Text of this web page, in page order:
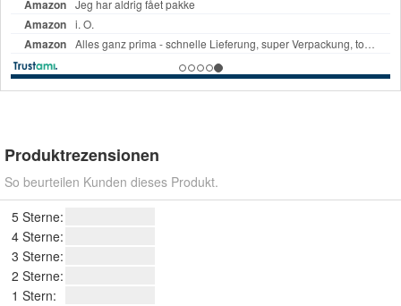
Produktrezensionen
So beurteilen Kunden dieses Produkt.
5 Sterne:
4 Sterne:
3 Sterne:
2 Sterne:
1 Stern: